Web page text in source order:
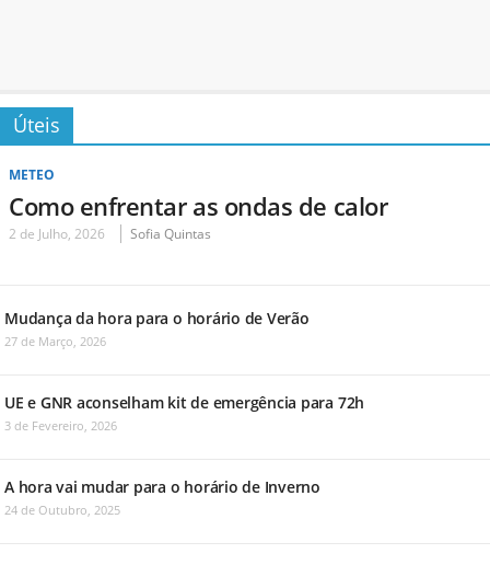
Úteis
METEO
Como enfrentar as ondas de calor
2 de Julho, 2026 Sofia Quintas
Mudança da hora para o horário de Verão
27 de Março, 2026
UE e GNR aconselham kit de emergência para 72h
3 de Fevereiro, 2026
A hora vai mudar para o horário de Inverno
24 de Outubro, 2025